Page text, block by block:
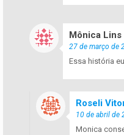
Mônica Lins
27 de março de
Essa história
Roseli
10 de abril de
Monica